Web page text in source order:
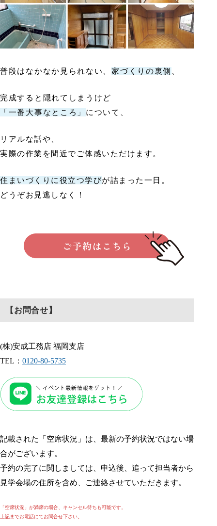
普段はなかなか見られない、家づくりの裏側
完成すると隠れてしまうけど
「一番大事なところ」 について、
リアルな話や、
実際の作業を間近でご体感いただけます。
住まいづくりに役立つ学びが詰まった一日。
どうぞお見逃しなく！
【お問合せ】
(株)安成工務店 福岡支店
TEL： 0120-80-5735
記載された「空席状況」は、最新の予約状況ではない場
合がございます。
予約の完了に関しましては、申込後、追って担当者から
見学会場の住所を含め、ご連絡させていただきます。
「空席状況」が満席の場合、キャンセル待ちも可能です。
上記までお電話にてお問合せ下さい。